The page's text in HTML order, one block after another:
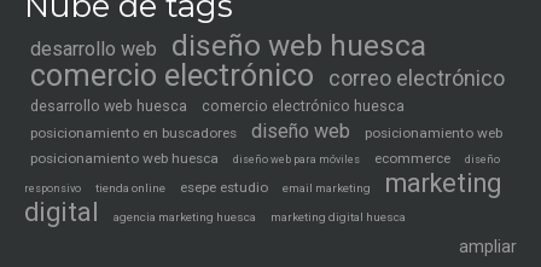
desarrollo web
diseño web huesca
comercio electrónico
correo electrónico
desarrollo web huesca comercio electrónico huesca
posicionamiento en buscadores diseño web
posicionamiento web
posicionamiento web huesca
diseño web para móviles ecommerce diseño
responsivo tienda online esepe estudio email marketing
marketing
digital
agencia marketing huesca marketing digital huesca
ampliar